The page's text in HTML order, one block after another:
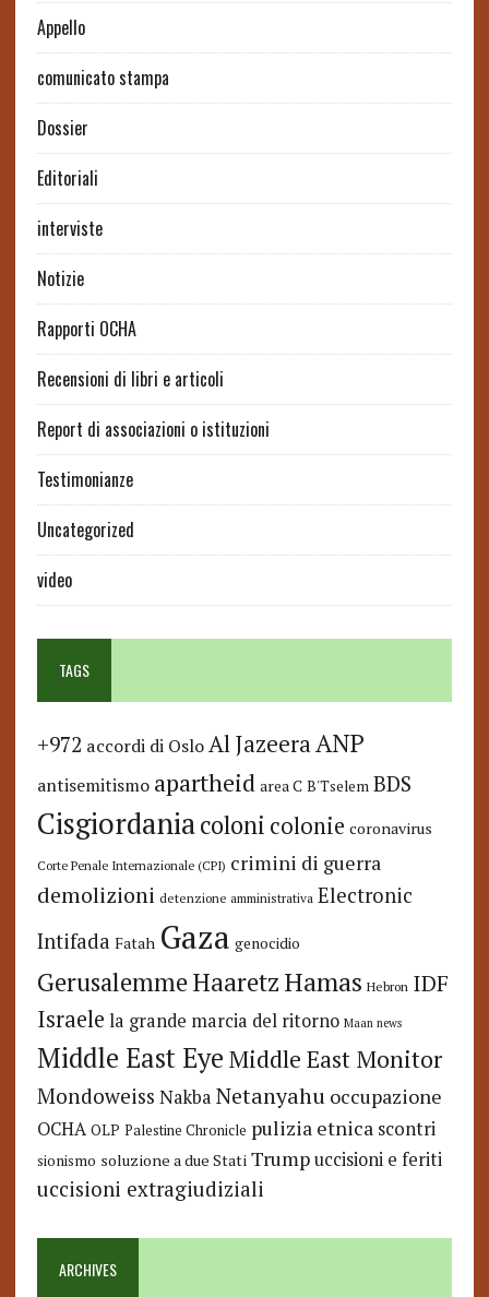
Appello
comunicato stampa
Dossier
Editoriali
interviste
Notizie
Rapporti OCHA
Recensioni di libri e articoli
Report di associazioni o istituzioni
Testimonianze
Uncategorized
video
TAGS
+972 accordi di Oslo Al JazeeraANP
antisemitismo apartheid area C B'Tselem BDS
Cisgiordaniacoloni colonie coronavirus
Corte Penale Internazionale (CPI) crimini di guerra
demolizioni detenzione amministrativa Electronic
Intifada Fatah Gaza genocidio
GerusalemmeHaaretzHamas Hebron IDF
Israele la grande marcia del ritorno Maan news
Middle East Eye Middle East Monitor
Mondoweiss Nakba Netanyahu occupazione
OCHA OLP Palestine Chronicle pulizia etnica scontri
sionismo soluzione a due Stati Trump uccisioni e feriti
uccisioni extragiudiziali
ARCHIVES